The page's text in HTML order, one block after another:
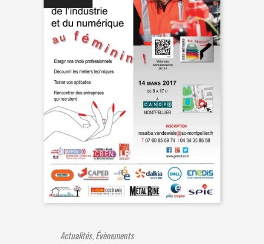
Actualités, Évènements